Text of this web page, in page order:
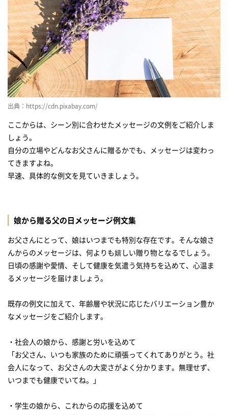
出典：https://cdn.pixabay.com/
ここからは、シーン別に合わせたメッセージの文例をご紹介しま
しょう。
自分の立場やどんなお父さんに贈るかでも、メッセージは変わっ
てきますよね。
早速、具体的な例文を見ていきましょう。
娘から贈る父の日メッセージ例文集
お父さんにとって、娘はいつまでも特別な存在です。そんな娘さ
んからのメッセージは、何よりも嬉しい贈り物となるでしょう。
日頃の感謝や愛情、そして健康を気遣う気持ちを込めて、心温ま
るメッセージを届けましょう。
既存の例文に加えて、年齢層や状況に応じたバリエーション豊か
なメッセージをご紹介します。
・社会人の娘から、感謝と労いを込めて
「お父さん、いつも家族のために頑張ってくれてありがとう。社
会人になって、お父さんの大変さがよく分かります。無理せず、
いつまでも健康でいてね。」
・学生の娘から、これからの応援を込めて